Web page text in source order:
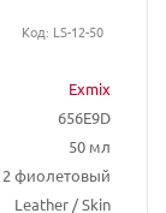
Exmix
656E9D
50 мл
фиолетовый
Leather / Skin
Код: LS-12-50